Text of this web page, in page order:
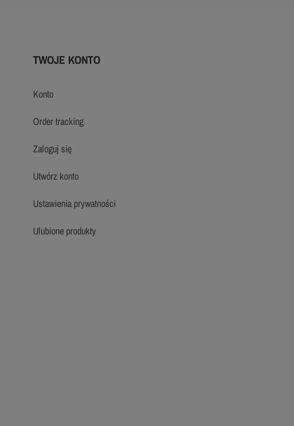
TWOJE KONTO
konto
order tracking
zaloguj się
utwórz konto
ustawienia prywatności
ulubione produkty